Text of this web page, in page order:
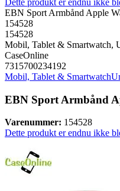
Dette produkt er endnu ikke
EBN Sport Armbånd Apple
154528
154528
Mobil, Tablet & Smartwatch,
CaseOnline
7315700234192
Mobil, Tablet & Smartwatch
EBN Sport Armbånd
Varenummer: 154528
Dette produkt er endnu ikke